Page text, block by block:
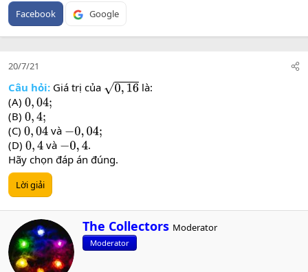
Facebook Google
20/7/21
Câu hỏi: Giá trị của 0,16
là:
(A) 0, 04;
(B) 0, 4;
(C) 0, 04 và −0,04;
(D) 0, 4 và −0,4
.
Hãy chọn đáp án đúng.
Lời giải
W
r
i
The Collectors Moderator
Moderator